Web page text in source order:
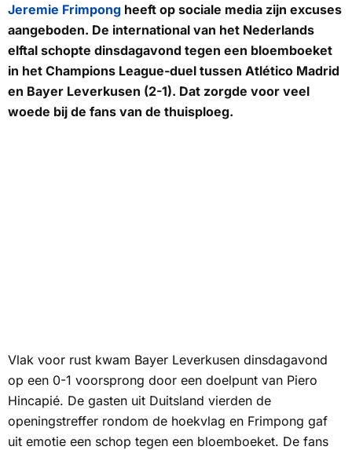
Jeremie Frimpong heeft op sociale media zijn excuses
aangeboden. De international van het Nederlands
elftal schopte dinsdagavond tegen een bloemboeket
in het Champions League-duel tussen Atlético Madrid
en Bayer Leverkusen (2-1). Dat zorgde voor veel
woede bij de fans van de thuisploeg.
Vlak voor rust kwam Bayer Leverkusen dinsdagavond
op een 0-1 voorsprong door een doelpunt van Piero
Hincapié. De gasten uit Duitsland vierden de
openingstreffer rondom de hoekvlag en Frimpong gaf
uit emotie een schop tegen een bloemboeket. De fans